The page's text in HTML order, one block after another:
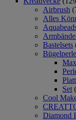
Airbrush
Alles
Bastelsets
Set
Cool
Diamond